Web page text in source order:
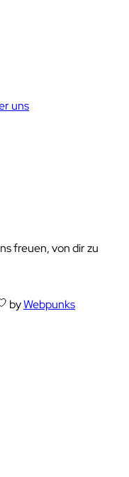
uns
freuen, von dir zu
byWebpunks